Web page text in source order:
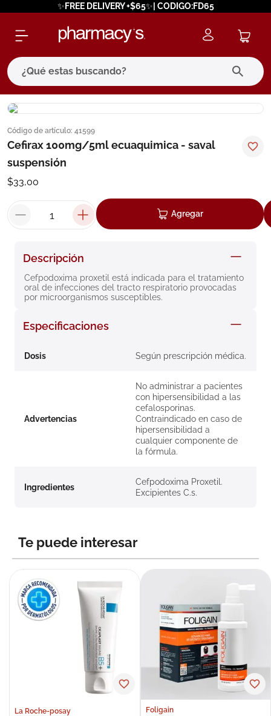
✨FREE DELIVERY +$65✨| CODIGO:FD65
¿Qué estas buscando?
Código de artículo: 41599
Cefirax 100mg/5ml ecuaquimica - saval
suspensión
$33,00
Agregar
Descripción
Cefpodoxima proxetil está indicada para el tratamiento
oral de infecciones del tracto respiratorio provocadas
por microorganismos susceptibles.
Especificaciones
Dosis Según prescripción médica.
Advertencias
No administrar a pacientes
con hipersensibilidad a las
cefalosporinas.
Contraindicado en caso de
hipersensibilidad a
cualquier componente de
la fórmula.
Ingredientes
Cefpodoxima Proxetil.
Excipientes C.s.
Te puede interesar
La Roche-posay Foligain
términos más buscados
1. eucerin
cerave
7. isdin
8. roche posay
9. nivea
10.pañales